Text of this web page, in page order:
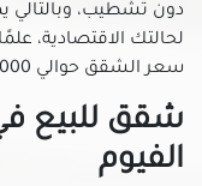
شقق
شقق
دون تشطيب، وبالتالي
لحالتك الاقتصادية،
سعر الشقق حوالي 300.000 جنيه مصري.
شقق للبيع
الفيوم